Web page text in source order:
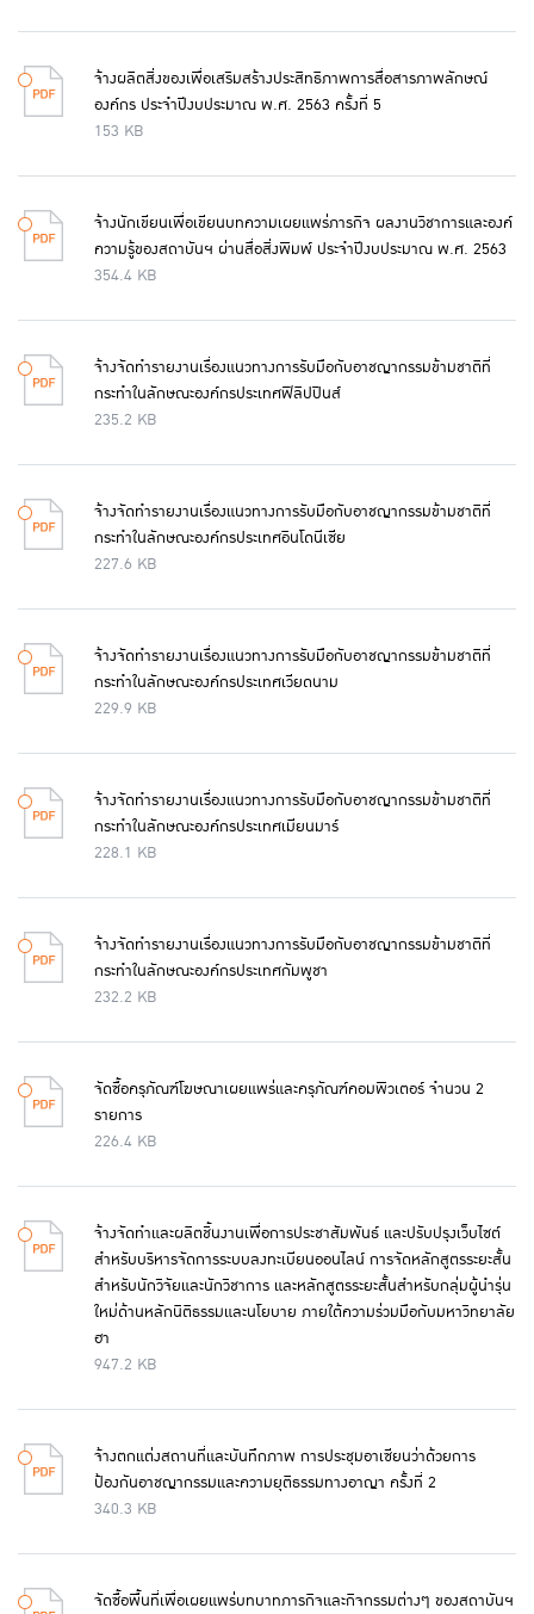
จ้างผลิตสิ่งของเพื่อเสริมสร้างประสิทธิภาพการสื่อสารภาพลักษณ์
องค์กร ประจำปีงบประมาณ พ.ศ. 2563 ครั้งที่ 5
153 KB
จ้างนักเขียนเพื่อเขียนบทความเผยแพร่ภารกิจ ผลงานวิชาการและองค์
ความรู้ของสถาบันฯ ผ่านสื่อสิ่งพิมพ์ ประจำปีงบประมาณ พ.ศ. 2563
354.4 KB
จ้างจัดทำรายงานเรื่องแนวทางการรับมือกับอาชญากรรมข้ามชาติที่
กระทำในลักษณะองค์กรประเทศฟิลิปปินส์
235.2 KB
จ้างจัดทำรายงานเรื่องแนวทางการรับมือกับอาชญากรรมข้ามชาติที่
กระทำในลักษณะองค์กรประเทศอินโดนีเซีย
227.6 KB
จ้างจัดทำรายงานเรื่องแนวทางการรับมือกับอาชญากรรมข้ามชาติที่
กระทำในลักษณะองค์กรประเทศเวียดนาม
229.9 KB
จ้างจัดทำรายงานเรื่องแนวทางการรับมือกับอาชญากรรมข้ามชาติที่
กระทำในลักษณะองค์กรประเทศเมียนมาร์
228.1 KB
จ้างจัดทำรายงานเรื่องแนวทางการรับมือกับอาชญากรรมข้ามชาติที่
กระทำในลักษณะองค์กรประเทศกัมพูชา
232.2 KB
จัดซื้อครุภัณฑ์โฆษณาเผยแพร่และครุภัณฑ์คอมพิวเตอร์ จำนวน 2
รายการ
226.4 KB
จ้างจัดทำและผลิตชิ้นงานเพื่อการประชาสัมพันธ์ และปรับปรุงเว็บไซต์
สำหรับบริหารจัดการระบบลงทะเบียนออนไลน์ การจัดหลักสูตรระยะสั้น
สำหรับนักวิจัยและนักวิชาการ และหลักสูตรระยะสั้นสำหรับกลุ่มผู้นำรุ่น
ใหม่ด้านหลักนิติธรรมและนโยบาย ภายใต้ความร่วมมือกับมหาวิทยาลัย
ฮา
947.2 KB
จ้างตกแต่งสถานที่และบันทึกภาพ การประชุมอาเซียนว่าด้วยการ
ป้องกันอาชญากรรมและความยุติธรรมทางอาญา ครั้งที่ 2
340.3 KB
จัดซื้อพื้นที่เพื่อเผยแพร่บทบาทภารกิจและกิจกรรมต่างๆ ของสถาบันฯ